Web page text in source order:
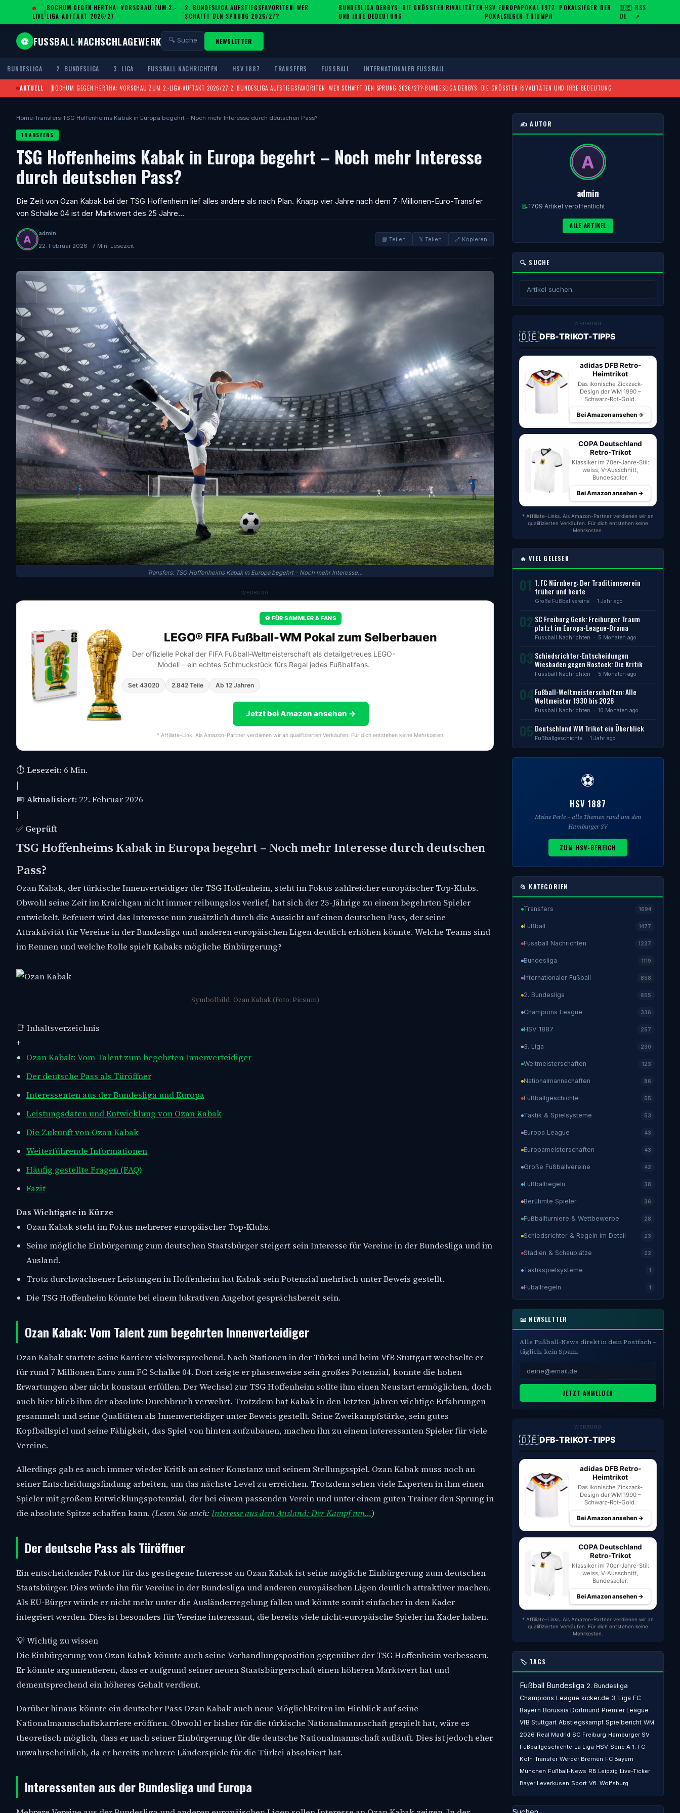
LIVE
|
BOCHUM GEGEN HERTHA: VORSCHAU ZUM 2.-
LIGA-AUFTAKT 2026/27
·
2. BUNDESLIGA AUFSTIEGSFAVORITEN: WER
SCHAFFT DEN SPRUNG 2026/27?
·
BUNDESLIGA DERBYS: DIE GRÖSSTEN RIVALITÄTEN U
ND IHRE BEDEUTUNG
·
HSV EUROPAPOKAL 1977: POKALSIEGER DER
POKALSIEGER-TRIUMPH
🇩🇪
DE
RSS
↗
⚽ FUSSBALL·NACHSCHLAGEWERK 🔍 Suche NEWSLETTER
BUNDESLIGA 2. BUNDESLIGA 3. LIGA FUSSBALL NACHRICHTEN HSV 1887 TRANSFERS FUSSBALL INTERNATIONALER FUSSBALL
AKTUELL BOCHUM GEGEN HERTHA: VORSCHAU ZUM 2.-LIGA-AUFTAKT 2026/27·2. BUNDESLIGA AUFSTIEGSFAVORITEN: WER SCHAFFT DEN SPRUNG 2026/27?·BUNDESLIGA DERBYS: DIE GRÖSSTEN RIVALITÄTEN UND IHRE BEDEUTUNG ·
Home›Transfers›TSG Hoffenheims Kabak in Europa begehrt – Noch mehr Interesse durch deutschen Pass?
TRANSFERS
TSG Hoffenheims Kabak in Europa begehrt – Noch mehr Interesse
durch deutschen Pass?
Die Zeit von Ozan Kabak bei der TSG Hoffenheim lief alles andere als nach Plan. Knapp vier Jahre nach dem 7-Millionen-Euro-Transfer
von Schalke 04 ist der Marktwert des 25 Jahre…
admin
22. Februar 2026 · 7 Min. Lesezeit
📘 Teilen 𝕏 Teilen 🔗 Kopieren
Transfers: TSG Hoffenheims Kabak in Europa begehrt – Noch mehr Interesse…
WERBUNG
⚽ FÜR SAMMLER & FANS
LEGO® FIFA Fußball-WM Pokal zum Selberbauen
Der offizielle Pokal der FIFA Fußball-Weltmeisterschaft als detailgetreues LEGO-
Modell – ein echtes Schmuckstück fürs Regal jedes Fußballfans.
Set 43020 2.842 Teile Ab 12 Jahren
Jetzt bei Amazon ansehen →
* Affiliate-Link. Als Amazon-Partner verdienen wir an qualifizierten Verkäufen. Für dich entstehen keine Mehrkosten.
⏱️ Lesezeit: 6 Min.
|
📅 Aktualisiert: 22. Februar 2026
|
✅ Geprüft
TSG Hoffenheims Kabak in Europa begehrt – Noch mehr Interesse durch deutschen
Pass?
Ozan Kabak, der türkische Innenverteidiger der TSG Hoffenheim, steht im Fokus zahlreicher europäischer Top-Klubs.
Obwohl seine Zeit im Kraichgau nicht immer reibungslos verlief, hat sich der 25-Jährige zu einem begehrten Spieler
entwickelt. Befeuert wird das Interesse nun zusätzlich durch die Aussicht auf einen deutschen Pass, der seine
Attraktivität für Vereine in der Bundesliga und anderen europäischen Ligen deutlich erhöhen könnte. Welche Teams sind
im Rennen und welche Rolle spielt Kabaks mögliche Einbürgerung?
Symbolbild: Ozan Kabak (Foto: Picsum)
📑 Inhaltsverzeichnis
+
Ozan Kabak: Vom Talent zum begehrten Innenverteidiger
Der deutsche Pass als Türöffner
Interessenten aus der Bundesliga und Europa
Leistungsdaten und Entwicklung von Ozan Kabak
Die Zukunft von Ozan Kabak
Weiterführende Informationen
Häufig gestellte Fragen (FAQ)
Fazit
Das Wichtigste in Kürze
Ozan Kabak steht im Fokus mehrerer europäischer Top-Klubs.
Seine mögliche Einbürgerung zum deutschen Staatsbürger steigert sein Interesse für Vereine in der Bundesliga und im
Ausland.
Trotz durchwachsener Leistungen in Hoffenheim hat Kabak sein Potenzial mehrfach unter Beweis gestellt.
Die TSG Hoffenheim könnte bei einem lukrativen Angebot gesprächsbereit sein.
Ozan Kabak: Vom Talent zum begehrten Innenverteidiger
Ozan Kabak startete seine Karriere vielversprechend. Nach Stationen in der Türkei und beim VfB Stuttgart wechselte er
für rund 7 Millionen Euro zum FC Schalke 04. Dort zeigte er phasenweise sein großes Potenzial, konnte die hohen
Erwartungen aber nicht konstant erfüllen. Der Wechsel zur TSG Hoffenheim sollte ihm einen Neustart ermöglichen, doch
auch hier blieb ihm der absolute Durchbruch verwehrt. Trotzdem hat Kabak in den letzten Jahren wichtige Erfahrungen
gesammelt und seine Qualitäten als Innenverteidiger unter Beweis gestellt. Seine Zweikampfstärke, sein gutes
Kopfballspiel und seine Fähigkeit, das Spiel von hinten aufzubauen, machen ihn zu einem interessanten Spieler für viele
Vereine.
Allerdings gab es auch immer wieder Kritik an seiner Konstanz und seinem Stellungsspiel. Ozan Kabak muss noch an
seiner Entscheidungsfindung arbeiten, um das nächste Level zu erreichen. Trotzdem sehen viele Experten in ihm einen
Spieler mit großem Entwicklungspotenzial, der bei einem passenden Verein und unter einem guten Trainer den Sprung in
die absolute Spitze schaffen kann. (Lesen Sie auch: Interesse aus dem Ausland: Der Kampf um…)
Der deutsche Pass als Türöffner
Ein entscheidender Faktor für das gestiegene Interesse an Ozan Kabak ist seine mögliche Einbürgerung zum deutschen
Staatsbürger. Dies würde ihn für Vereine in der Bundesliga und anderen europäischen Ligen deutlich attraktiver machen.
Als EU-Bürger würde er nicht mehr unter die Ausländerregelung fallen und könnte somit einfacher in den Kader
integriert werden. Dies ist besonders für Vereine interessant, die bereits viele nicht-europäische Spieler im Kader haben.
💡 Wichtig zu wissen
Die Einbürgerung von Ozan Kabak könnte auch seine Verhandlungsposition gegenüber der TSG Hoffenheim verbessern.
Er könnte argumentieren, dass er aufgrund seiner neuen Staatsbürgerschaft einen höheren Marktwert hat und
dementsprechend ein höheres Gehalt verdient.
Darüber hinaus könnte ein deutscher Pass Ozan Kabak auch neue Möglichkeiten im Hinblick auf seine
Nationalmannschaftskarriere eröffnen. Obwohl er bisher für die türkische Nationalmannschaft gespielt hat, wäre es
theoretisch möglich, dass er nach seiner Einbürgerung für die deutsche Nationalmannschaft aufläuft. Dies ist jedoch eher
unwahrscheinlich, da er bereits mehrere Länderspiele für die Türkei absolviert hat.
Interessenten aus der Bundesliga und Europa
✍️ AUTOR
admin
📝1709 Artikel veröffentlicht
ALLE ARTIKEL
🔍 SUCHE
WERBUNG
🇩🇪DFB-TRIKOT-TIPPS
adidas DFB Retro-
Heimtrikot
Das ikonische Zickzack-
Design der WM 1990 –
Schwarz-Rot-Gold.
Bei Amazon ansehen →
COPA Deutschland
Retro-Trikot
Klassiker im 70er-Jahre-Stil:
weiss, V-Ausschnitt,
Bundesadler.
Bei Amazon ansehen →
* Affiliate-Links. Als Amazon-Partner verdienen wir an
qualifizierten Verkäufen. Für dich entstehen keine
Mehrkosten.
🔥 VIEL GELESEN
01 1. FC Nürnberg: Der Traditionsverein
früher und heute
Große Fußballvereine · 1 Jahr ago
02 SC Freiburg Genk: Freiburger Traum
platzt im Europa-League-Drama
Fussball Nachrichten · 5 Monaten ago
03 Schiedsrichter-Entscheidungen
Wiesbaden gegen Rostock: Die Kritik
Fussball Nachrichten · 5 Monaten ago
04 Fußball-Weltmeisterschaften: Alle
Weltmeister 1930 bis 2026
Fussball Nachrichten · 10 Monaten ago
05 Deutschland WM Trikot ein Überblick
Fußballgeschichte · 1 Jahr ago
⚽
HSV 1887
Meine Perle – alle Themen rund um den
Hamburger SV
ZUM HSV-BEREICH
📂 KATEGORIEN
Transfers 1694
Fußball 1477
Fussball Nachrichten 1237
Bundesliga 1119
Internationaler Fußball 858
2. Bundesliga 655
Champions League 336
HSV 1887 257
3. Liga 230
Weltmeisterschaften 123
Nationalmannschaften 86
Fußballgeschichte 55
Taktik & Spielsysteme 53
Europa League 43
Europameisterschaften 43
Große Fußballvereine 42
Fußballregeln 38
Berühmte Spieler 36
Fußballturniere & Wettbewerbe 28
Schiedsrichter & Regeln im Detail 23
Stadien & Schauplätze 22
Taktikspielsysteme 1
Fuballregeln 1
📧 NEWSLETTER
Alle Fußball-News direkt in dein Postfach –
täglich, kein Spam.
JETZT ANMELDEN
WERBUNG
🇩🇪DFB-TRIKOT-TIPPS
adidas DFB Retro-
Heimtrikot
Das ikonische Zickzack-
Design der WM 1990 –
Schwarz-Rot-Gold.
Bei Amazon ansehen →
COPA Deutschland
Retro-Trikot
Klassiker im 70er-Jahre-Stil:
weiss, V-Ausschnitt,
Bundesadler.
Bei Amazon ansehen →
* Affiliate-Links. Als Amazon-Partner verdienen wir an
qualifizierten Verkäufen. Für dich entstehen keine
Mehrkosten.
🏷️ TAGS
Fußball Bundesliga 2. Bundesliga
Champions League kicker.de 3. Liga FC
Bayern Borussia Dortmund Premier League
VfB Stuttgart Abstiegskampf Spielbericht WM
2026 Real Madrid SC Freiburg Hamburger SV
Fußballgeschichte La Liga HSV Serie A 1. FC
Köln Transfer Werder Bremen FC Bayern
München Fußball-News RB Leipzig Live-Ticker
Bayer Leverkusen Sport VfL Wolfsburg